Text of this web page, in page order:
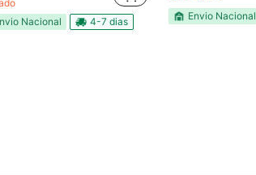
Nacional
4-7 dias Envio Nacional